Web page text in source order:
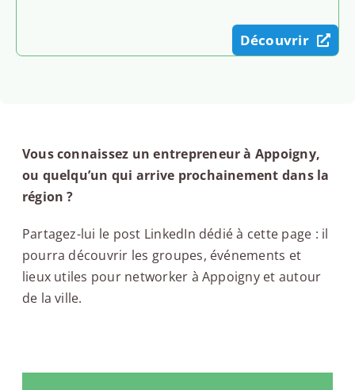
Découvrir
Vous connaissez un entrepreneur à Appoigny,
ou quelqu’un qui arrive prochainement dans la
région ?
Partagez-lui le post LinkedIn dédié à cette page : il
pourra découvrir les groupes, événements et
lieux utiles pour networker à Appoigny et autour
de la ville.